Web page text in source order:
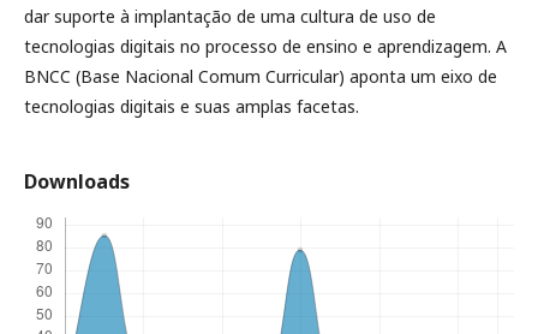
dar suporte à implantação de uma cultura de uso de
tecnologias digitais no processo de ensino e aprendizagem. A
BNCC (Base Nacional Comum Curricular) aponta um eixo de
tecnologias digitais e suas amplas facetas.
Downloads